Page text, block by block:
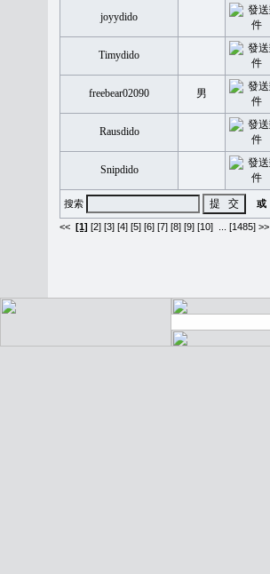
joyydido
Timydido
freebear02090 男
Rausdido
Snipdido
搜索 或
<< [1] [2] [3] [4] [5] [6] [7] [8] [9] [10] [1485] >>